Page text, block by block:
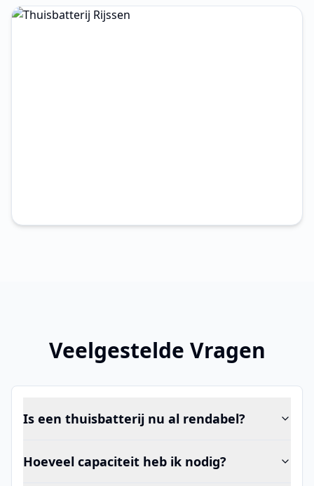
Veelgestelde Vragen
Is een thuisbatterij nu al rendabel?
Hoeveel capaciteit heb ik nodig?